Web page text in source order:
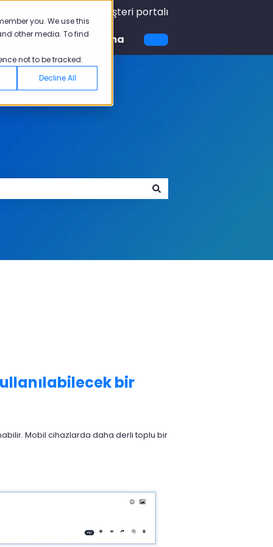
you. We use this
other media. To find
not to be tracked.
Decline All
Müşteri portalı
Akademi için alt menüyü göster
Fiyatlandırma
bir
Mobil cihazlarda daha derli toplu bir